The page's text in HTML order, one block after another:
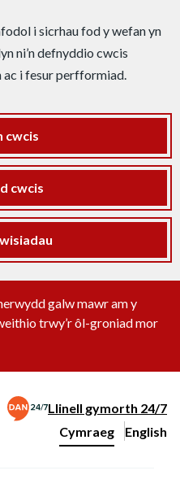
i sicrhau fod y wefan yn
ni’n defnyddio cwcis
ac i fesur perfformiad.
cwcis
cwcis
pwysiggalw mawr am y
trwy’r ôl-groniad mor
Llinell gymorth 24/7
Newid iaith y wefan
Cymraeg English
–